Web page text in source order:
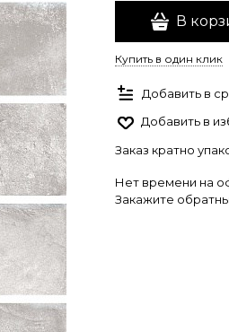
В
Купить в один клик
Добавить в
Добавить в
Заказ кратно
Нет времени на
Закажите